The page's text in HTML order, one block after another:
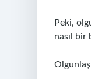
Peki,
nasıl bir